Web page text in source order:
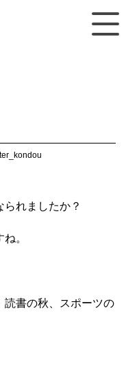
れましたか？
。
読書の秋、スポーツの